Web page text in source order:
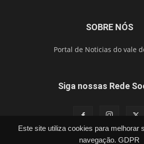
Este site utiliza cookies para melhorar
navegação. GDPR
SOBRE NÓS
Portal de Noticias do vale
Siga nossas Rede